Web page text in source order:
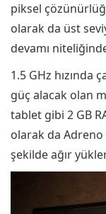
piksel
olarak da üst
devamı
1.5 GHz hızında
güç alacak olan
tablet gibi 2 GB
olarak da
şekilde ağır